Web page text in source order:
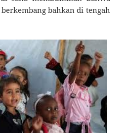
bahkan di tengah